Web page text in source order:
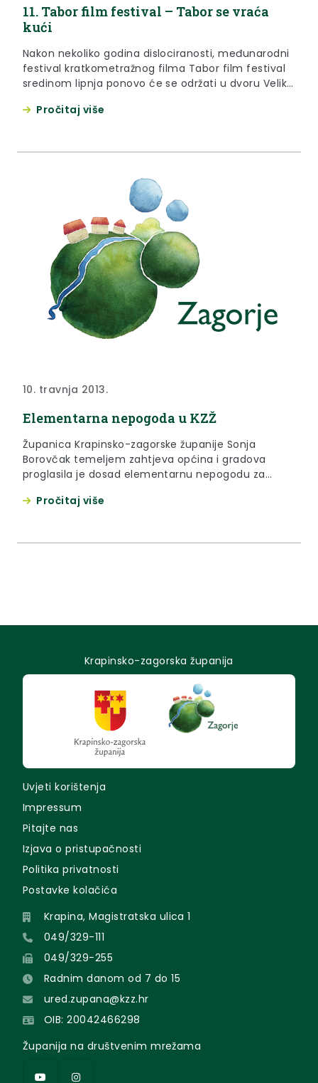
11. Tabor film festival – Tabor se vraća
kući
Nakon nekoliko godina dislociranosti, međunarodni
festival kratkometražnog filma Tabor film festival
sredinom lipnja ponovo će se održati u dvoru Veliki
Pročitaj više
10. travnja 2013.
Elementarna nepogoda u KZŽ
Županica Krapinsko-zagorske županije Sonja
Borovčak temeljem zahtjeva općina i gradova
proglasila je dosad elementarnu nepogodu za
(3.travnja 2013.), Zagorska Sela, Bedekovčina, Hum
Pročitaj više
Krapinsko-zagorska županija
Uvjeti korištenja
Impressum
Pitajte nas
Izjava o pristupačnosti
Politika privatnosti
Postavke kolačića
Krapina, Magistratska ulica 1
049/329-111
049/329-255
Radnim danom od 7 do 15
ured.zupana@kzz.hr
OIB: 20042466298
Županija na društvenim mrežama